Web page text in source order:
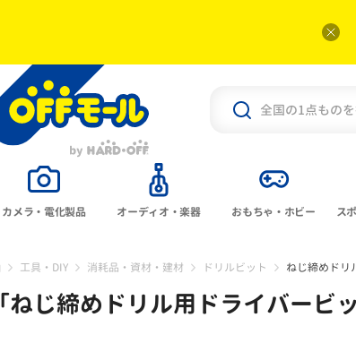
カメラ・電化製品 オーディオ・楽器 おもちゃ・ホビー ス
工具・DIY 消耗品・資材・建材 ドリルビット ねじ締めドリ
「ねじ締めドリル用ドライバービ